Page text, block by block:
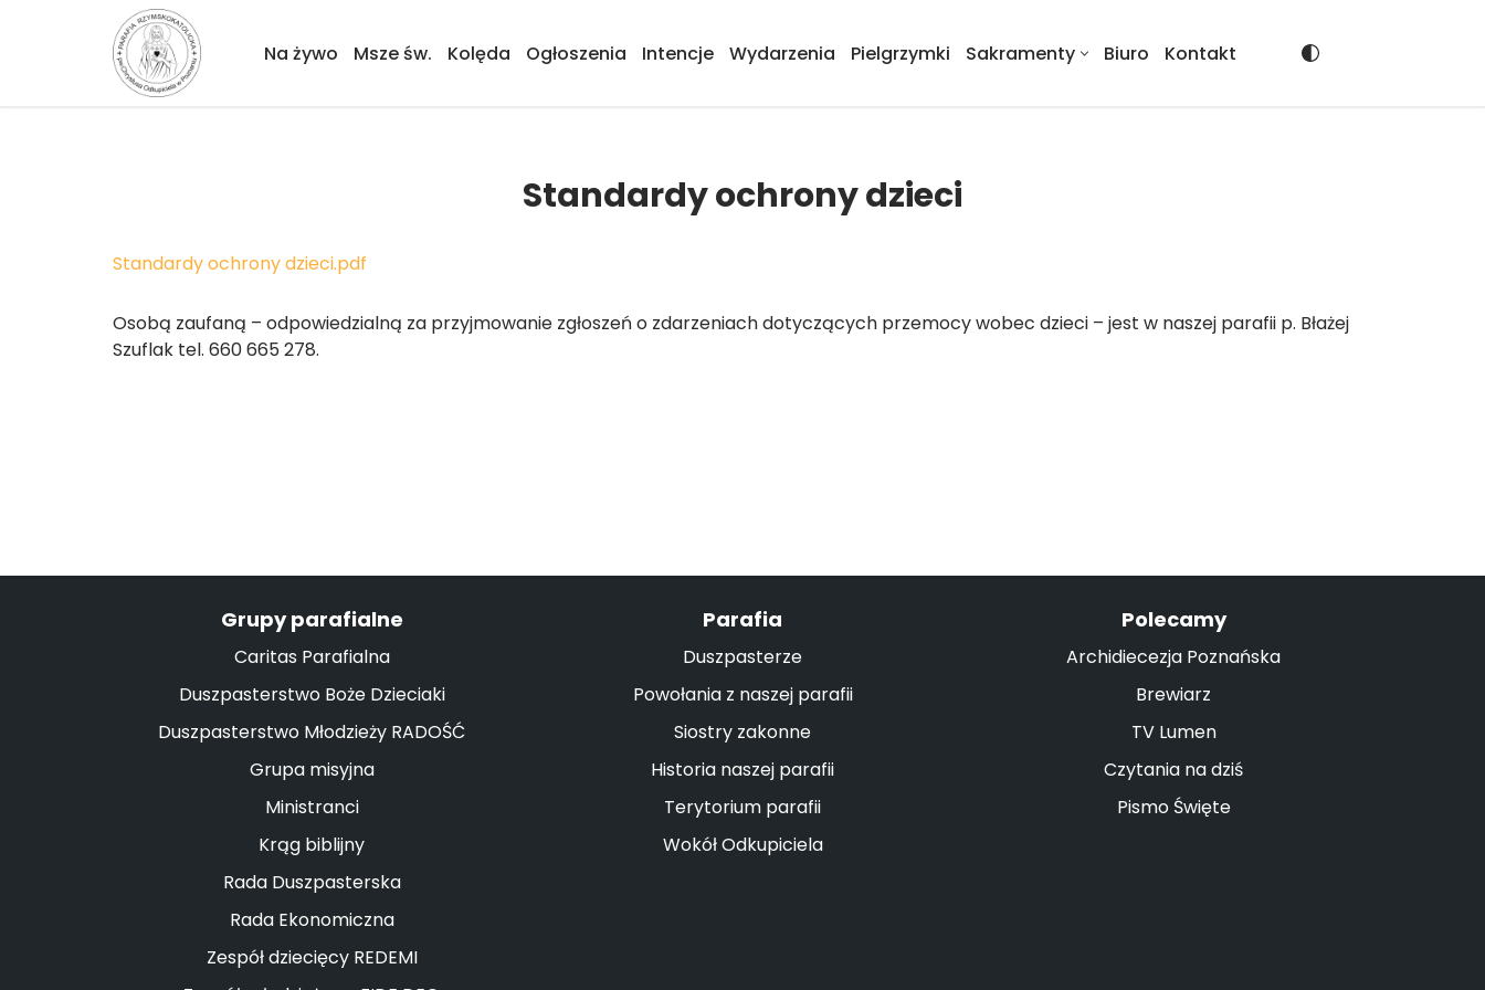
Na żywo Msze św. Kolęda Ogłoszenia Intencje Wydarzenia Pielgrzymki Sakramenty Biuro Kontakt
Standardy ochrony dzieci
Standardy ochrony dzieci.pdf
Osobą zaufaną – odpowiedzialną za przyjmowanie zgłoszeń o zdarzeniach dotyczących przemocy wobec dzieci – jest w naszej parafii p. Błażej
Szuflak tel. 660 665 278.
Grupy parafialne
Caritas Parafialna
Duszpasterstwo Boże Dzieciaki
Duszpasterstwo Młodzieży RADOŚĆ
Grupa misyjna
Ministranci
Krąg biblijny
Rada Duszpasterska
Rada Ekonomiczna
Zespół dziecięcy REDEMI
Parafia
Duszpasterze
Powołania z naszej parafii
Siostry zakonne
Historia naszej parafii
Terytorium parafii
Wokół Odkupiciela
Polecamy
Archidiecezja Poznańska
Brewiarz
TV Lumen
Czytania na dziś
Pismo Święte